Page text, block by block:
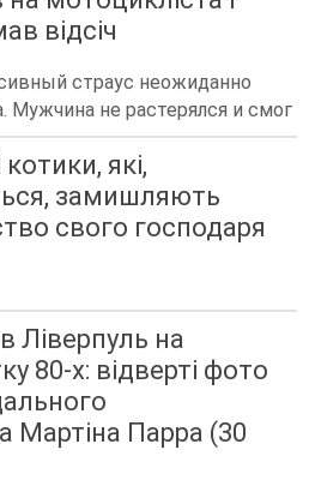
відсіч
страус неожиданно
Мужчина не растерялся и смог
котики, які,
замишляють
свого господаря
Ліверпуль на
80-х: відверті фото
Мартіна Парра (30